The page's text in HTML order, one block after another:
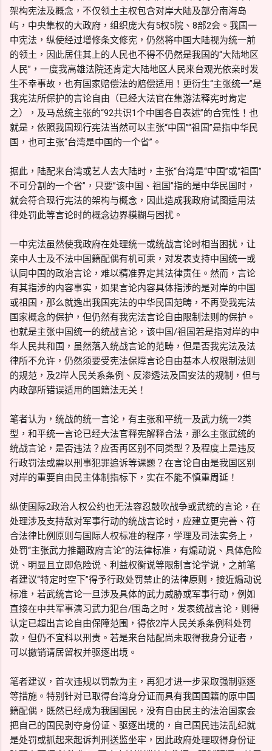
架构宪法及概念，不仅领土主权包含对岸大陆及部分南海岛
屿，中央集权的大政府，组织庞大有5权5院、8部2会。我国一
中宪法，纵使经过增修条文修宪，仍然将中国大陆视为统一前
的领土，因此居住其上的人民也不得不仍然是我国的“大陆地区
人民”，一度我高雄法院还肯定大陆地区人民来台观光依亲时发
生不幸事故，也有国家赔偿法的赔偿适用！更衍生“主张统一”是
我宪法所保护的言论自由（已经大法官在集游法释宪时肯定
之），及马总统主张的“92共识1个中国各自表述”的合宪性！也
就是，依照我国现行宪法当然可以主张“中国”“祖国”是指中华民
国，也可主张“台湾是中国的一个省”。
据此，陆配来台湾或艺人去大陆时，主张“台湾是“中国”或“祖国”
不可分割的一个省”，只要”该中国、祖国”指的是中华民国时，
就会符合现行宪法的架构与概念，因此造成我政府试图适用法
律处罚此等言论时的概念边界糢糊与困扰。
一中宪法虽然使我政府在处理统一或统战言论时相当困扰，让
亲中人士及不法中国籍配偶有机可乘，对发表支持中国统一或
认同中国的政治言论，难以精准界定其法律责任。然而，言论
有其指涉的内容事实，如果言论内容具体指涉的是对岸的中国
或祖国，那么就逸出我国宪法的中华民国范畴，不再受我宪法
国家概念的保护，但仍然有我宪法言论自由限制法则的保护。
也就是主张中国统一的统战言论，该中国/祖国若是指对岸的中
华人民共和国，虽然落入统战言论的范畴，但是否我宪法及法
律所不允许，仍然须要受宪法保障言论自由基本人权限制法则
的规范，及2岸人民关系条例、反渗透法及国安法的规制，但与
内政部所错误适用的国籍法无关！
笔者认为，统战的统一言论，有主张和平统一及武力统一2类
型，和平统一言论已经大法官释宪解释合法，那么主张武统的
统战言论，是否违法？应否再区别不同类型？及程度上是违反
行政罚法或需以刑事犯罪追诉等课题？在言论自由是我国区别
对岸的重要自由民主体制指标下，实在不能不慎重周延！
纵使国际2政治人权公约也无法容忍鼓吹战争或武统的言论，在
处理涉及支持敌对军事行动的统战言论时，应建立更完善、符
合法律比例原则与国际人权标准的程序，学理及司法实务上，
处罚“主张武力推翻政府言论”的法律标准，有煽动说、具体危险
说、明显且立即危险说、利益权衡说等限制言论学说，之前笔
者建议“特定时空下”得予行政处罚禁止的法律原则，接近煽动说
标准，若武统言论一旦涉及具体的武力威胁或军事行动，例如
直接在中共军事演习武力犯台/围岛之时，发表统战言论，则得
认定已超出言论自由保障范围，得依2岸人民关系条例科处罚
款，但仍不宜科以刑责。若是来台陆配尚未取得我身分证者，
可以撤销请居留权并驱逐出境。
笔者建议，首次违规以罚款为主，再犯才进一步采取强制驱逐
等措施。特别针对已取得台湾身分证而具有我国国籍的原中国
籍配偶，既然已经成为我国国民，没有自由民主的法治国家会
把自己的国民剥夺身份证、驱逐出境的，自己国民违法乱纪就
是处罚或抓起来起诉判刑送监坐牢，因此政府处理取得身份证